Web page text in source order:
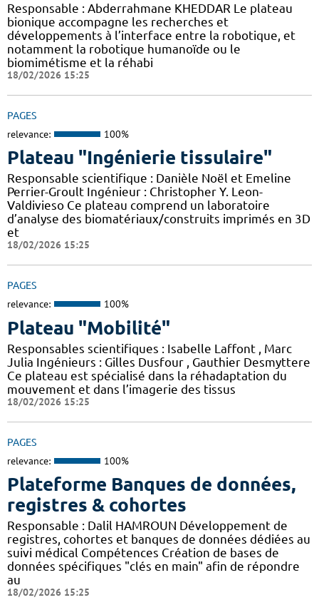
Responsable : Abderrahmane KHEDDAR Le plateau
bionique accompagne les recherches et
développements à l’interface entre la robotique, et
notamment la robotique humanoïde ou le
biomimétisme et la réhabi
18/02/2026 15:25
PAGES
relevance: 100%
Plateau "Ingénierie tissulaire"
Responsable scientifique : Danièle Noël et Emeline
Perrier-Groult Ingénieur : Christopher Y. Leon-
Valdivieso Ce plateau comprend un laboratoire
d’analyse des biomatériaux/construits imprimés en 3D
et
18/02/2026 15:25
PAGES
relevance: 100%
Plateau "Mobilité"
Responsables scientifiques : Isabelle Laffont , Marc
Julia Ingénieurs : Gilles Dusfour , Gauthier Desmyttere
Ce plateau est spécialisé dans la réhadaptation du
mouvement et dans l’imagerie des tissus
18/02/2026 15:25
PAGES
relevance: 100%
Plateforme Banques de données,
registres & cohortes
Responsable : Dalil HAMROUN Développement de
registres, cohortes et banques de données dédiées au
suivi médical Compétences Création de bases de
données spécifiques "clés en main" afin de répondre
au
18/02/2026 15:25